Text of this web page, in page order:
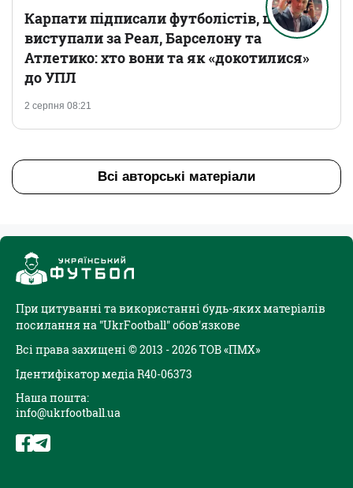
2 серпня 08:21
Карпати підписали футболістів, що
виступали за Реал, Барселону та
Атлетико: хто вони та як «докотилися»
до УПЛ
Всі авторські матеріали
При цитуванні та використанні будь-яких матеріалів
посилання на "UkrFootball" обов'язкове
Всі права захищені © 2013 - 2026 ТОВ «ПМХ»
Ідентифікатор медіа R40-06373
Наша пошта:
info@ukrfootball.ua